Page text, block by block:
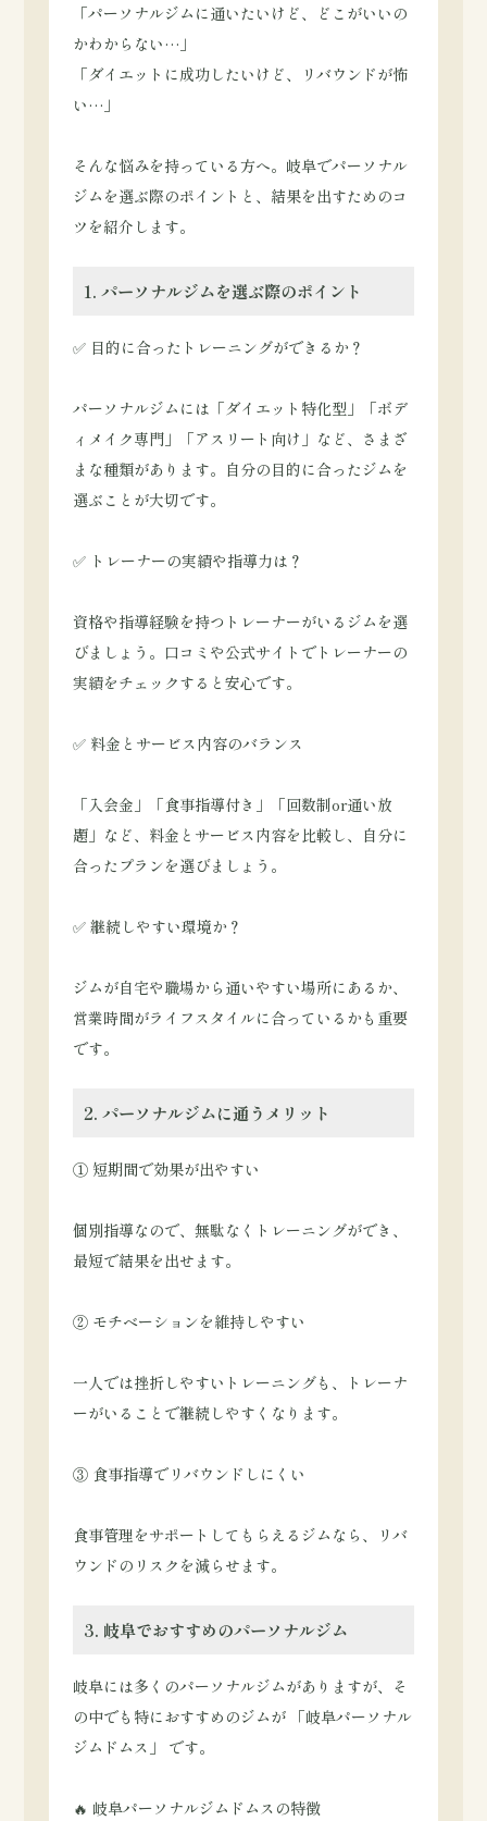
「パーソナルジムに通いたいけど、どこがいいの
かわからない…」
「ダイエットに成功したいけど、リバウンドが怖
い…」
そんな悩みを持っている方へ。岐阜でパーソナル
ジムを選ぶ際のポイントと、結果を出すためのコ
ツを紹介します。
1. パーソナルジムを選ぶ際のポイント
✅ 目的に合ったトレーニングができるか？
パーソナルジムには「ダイエット特化型」「ボデ
ィメイク専門」「アスリート向け」など、さまざ
まな種類があります。自分の目的に合ったジムを
選ぶことが大切です。
✅ トレーナーの実績や指導力は？
資格や指導経験を持つトレーナーがいるジムを選
びましょう。口コミや公式サイトでトレーナーの
実績をチェックすると安心です。
✅ 料金とサービス内容のバランス
「入会金」「食事指導付き」「回数制or通い放
題」など、料金とサービス内容を比較し、自分に
合ったプランを選びましょう。
✅ 継続しやすい環境か？
ジムが自宅や職場から通いやすい場所にあるか、
営業時間がライフスタイルに合っているかも重要
です。
2. パーソナルジムに通うメリット
① 短期間で効果が出やすい
個別指導なので、無駄なくトレーニングができ、
最短で結果を出せます。
② モチベーションを維持しやすい
一人では挫折しやすいトレーニングも、トレーナ
ーがいることで継続しやすくなります。
③ 食事指導でリバウンドしにくい
食事管理をサポートしてもらえるジムなら、リバ
ウンドのリスクを減らせます。
3. 岐阜でおすすめのパーソナルジム
岐阜には多くのパーソナルジムがありますが、そ
の中でも特におすすめのジムが 「岐阜パーソナル
ジムドムス」 です。
🔥 岐阜パーソナルジムドムスの特徴